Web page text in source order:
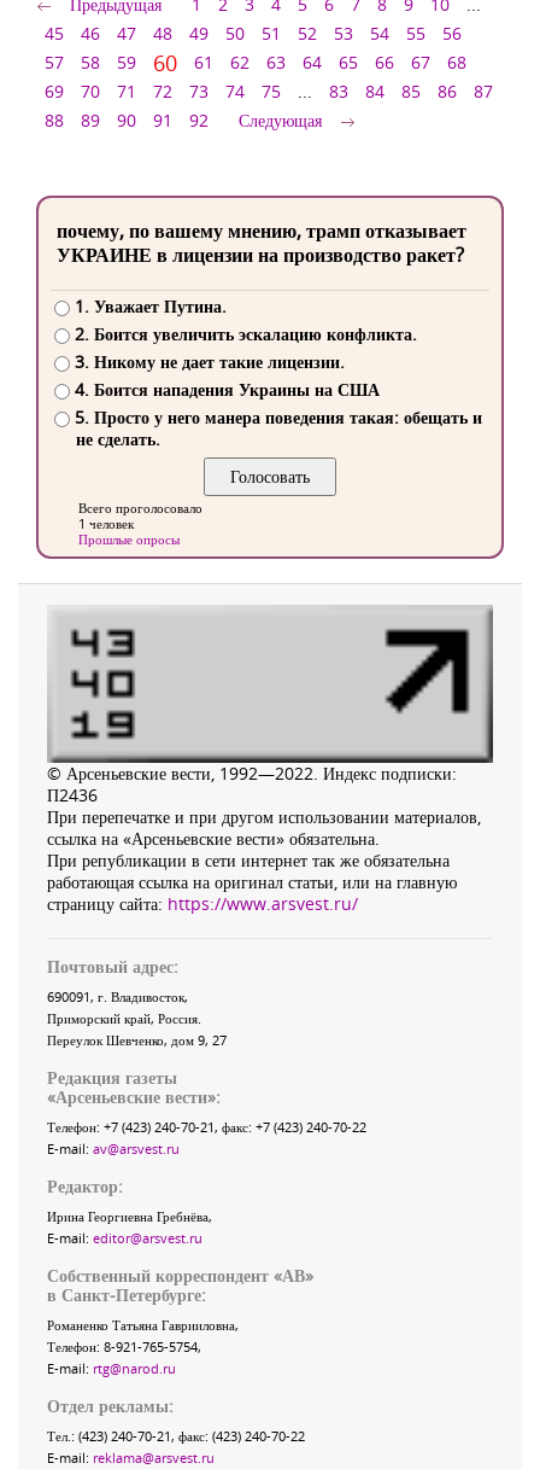
45
46 47 48 49 50 51 52 53 54 55
56
57
58 59 60 61 62 63 64 65 66 67
68
69
70 71 72 73 74 75 ... 83 84 85 86
87
88
89 90 91 92 Следующая
почему, по вашему мнению, трамп отказывает
УКРАИНЕ в лицензии на производство ракет?
1. Уважает Путина.
2. Боится увеличить эскалацию конфликта.
3. Никому не дает такие лицензии.
4. Боится нападения Украины на США
5. Просто у него манера поведения такая: обещать и
не сделать.
Всего проголосовало
1 человек
Прошлые опросы
© Арсеньевские вести, 1992—2022. Индекс подписки:
П2436
При перепечатке и при другом использовании материалов,
ссылка на «Арсеньевские вести» обязательна.
При републикации в сети интернет так же обязательна
работающая ссылка на оригинал статьи, или на главную
страницу сайта: https://www.arsvest.ru/
Почтовый адрес:
690091, г. Владивосток,
Приморский край, Россия
Переулок Шевченко, дом 9, 27
Редакция газеты
«Арсеньевские вести»:
Телефон: +7 (423) 240-70-21, факс: +7 (423) 240-70-22
E-mail: av@arsvest.ru
Редактор:
Ирина Георгиевна Гребнёва,
E-mail: editor@arsvest.ru
Собственный корреспондент «АВ»
в Санкт-Петербурге:
Романенко Татьяна Гаврииловна,
Телефон: 8-921-765-5754,
E-mail: rtg@narod.ru
Отдел рекламы:
Тел.: (423) 240-70-21, факс: (423) 240-70-22
E-mail: reklama@arsvest.ru